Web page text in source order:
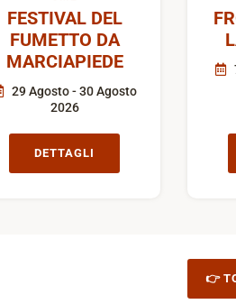
FESTIVAL DEL
FUMETTO DA
MARCIAPIEDE
29 Agosto - 30 Agosto
2026
DETTAGLI
👉